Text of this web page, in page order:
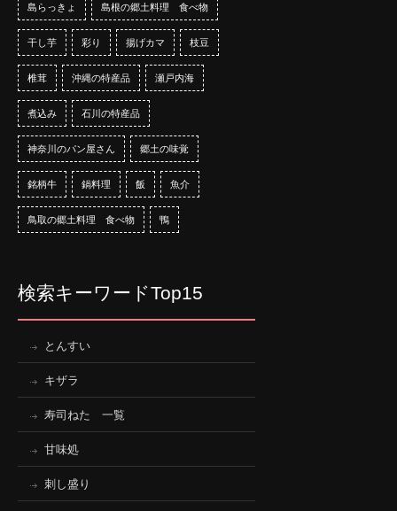
島らっきょ 島根の郷土料理 食べ物
干し芋 彩り 揚げカマ 枝豆
椎茸 沖縄の特産品 瀬戸内海
煮込み 石川の特産品
神奈川のパン屋さん 郷土の味覚
銘柄牛 鍋料理 飯 魚介
鳥取の郷土料理 食べ物 鴨
検索キーワードTop15
とんすい
キザラ
寿司ねた 一覧
甘味処
刺し盛り